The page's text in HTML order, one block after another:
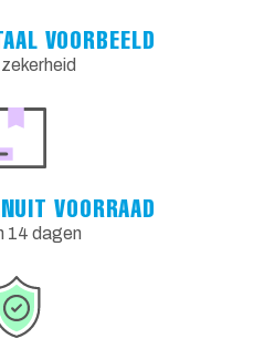
VOORBEELD
VOORRAAD
14 dagen